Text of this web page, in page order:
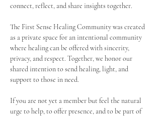
connect, reflect, and share insights together.
The First Sense Healing Community was created
as a private space for an intentional community
where healing can be offered with sincerity,
privacy, and respect. Together, we honor our
shared intention to send healing, light, and
support to those in need.
If you are not yet a member but feel the natural
urge to help, to offer presence, and to be part of